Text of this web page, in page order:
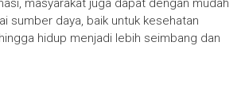
masyarakat juga dapat dengan mudah
sumber daya, baik untuk kesehatan
hidup menjadi lebih seimbang dan